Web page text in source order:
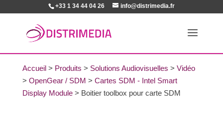
+33 1 34 44 04 26 info@distrimedia.fr
Accueil> Produits > Solutions Audiovisuelles > Vidéo
> OpenGear / SDM > Cartes SDM - Intel Smart
Display Module> Boitier toolbox pour carte SDM